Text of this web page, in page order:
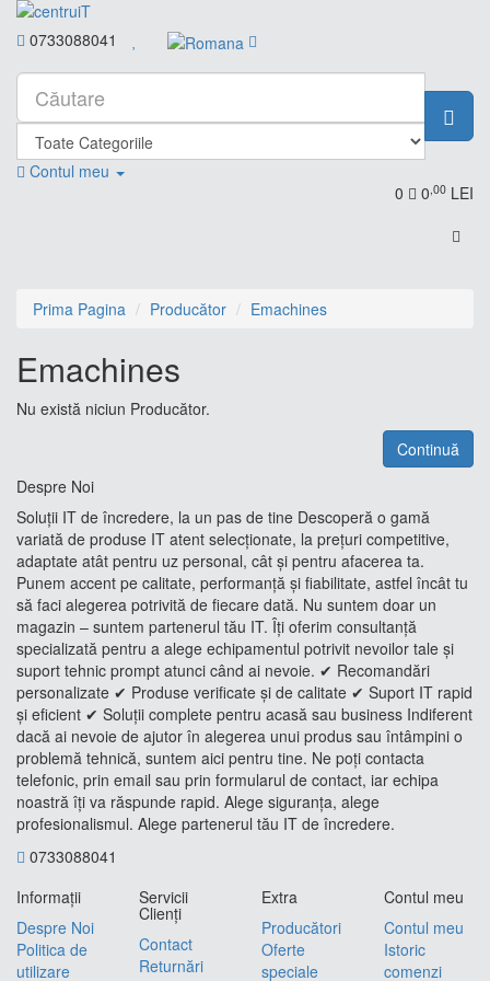
0733088041
Contul meu
0
0,00 LEI
Prima Pagina Producător Emachines
Emachines
Nu există niciun Producător.
Continuă
Despre Noi
Soluții IT de încredere, la un pas de tine Descoperă o gamă
variată de produse IT atent selecționate, la prețuri competitive,
adaptate atât pentru uz personal, cât și pentru afacerea ta.
Punem accent pe calitate, performanță și fiabilitate, astfel încât tu
să faci alegerea potrivită de fiecare dată. Nu suntem doar un
magazin – suntem partenerul tău IT. Îți oferim consultanță
specializată pentru a alege echipamentul potrivit nevoilor tale și
suport tehnic prompt atunci când ai nevoie. ✔ Recomandări
personalizate ✔ Produse verificate și de calitate ✔ Suport IT rapid
și eficient ✔ Soluții complete pentru acasă sau business Indiferent
dacă ai nevoie de ajutor în alegerea unui produs sau întâmpini o
problemă tehnică, suntem aici pentru tine. Ne poți contacta
telefonic, prin email sau prin formularul de contact, iar echipa
noastră îți va răspunde rapid. Alege siguranța, alege
profesionalismul. Alege partenerul tău IT de încredere.
0733088041
Informaţii
Despre Noi
Politica de
utilizare
Servicii
Clienţi
Contact
Returnări
Extra
Producători
Oferte
speciale
Contul meu
Contul meu
Istoric
comenzi